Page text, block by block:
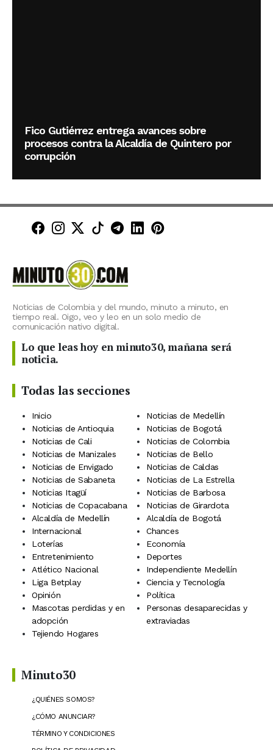
Fico Gutiérrez entrega avances sobre
procesos contra la Alcaldía de Quintero por
corrupción
Minuto30 en Facebook
Minuto30 en Instagram
Minuto30 en X (Twitter)
Minuto30 en TikTok
Canal de Minuto30 en
Minuto30 en LinkedIn
Minuto30 en
Noticias de Colombia y del mundo, minuto a minuto, en
tiempo real. Oigo, veo y leo en un solo medio de
comunicación nativo digital.
Lo que leas hoy en minuto30, mañana será
noticia.
Todas las secciones
Inicio
Noticias de Medellín
Noticias de Antioquia
Noticias de Bogotá
Noticias de Cali
Noticias de Colombia
Noticias de Manizales
Noticias de Bello
Noticias de Envigado
Noticias de Caldas
Noticias de Sabaneta
Noticias de La Estrella
Noticias Itagüí
Noticias de Barbosa
Noticias de Copacabana
Noticias de Girardota
Alcaldía de Medellín
Alcaldía de Bogotá
Internacional
Chances
Loterías
Economía
Entretenimiento
Deportes
Atlético Nacional
Independiente Medellín
Liga Betplay
Ciencia y Tecnología
Opinión
Política
Mascotas perdidas y en
adopción
Personas desaparecidas y
extraviadas
Tejiendo Hogares
Minuto30
¿QUIÉNES SOMOS?
¿CÓMO ANUNCIAR?
TÉRMINO Y CONDICIONES